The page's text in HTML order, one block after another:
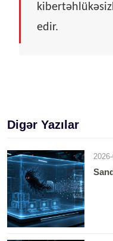
edir.
Digər Yazılar